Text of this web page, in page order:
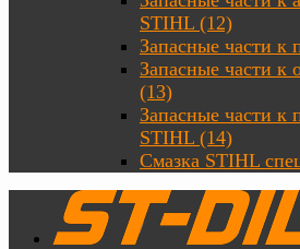
STIHL (12)
Запасные части к
Запасные части к
(13)
Запасные части к
STIHL (14)
Смазка STIHL